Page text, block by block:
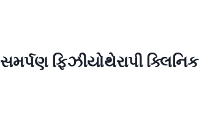
સમર્પણ ફિઝીયોથેરાપી ક્લિનિક